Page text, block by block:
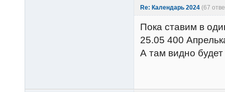
Re: Календарь 2024 (67
Пока ставим в
25.05 400
А там видно будет